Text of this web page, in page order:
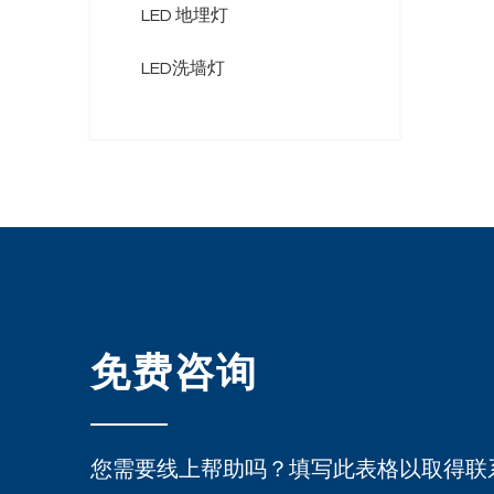
LED 地埋灯
LED洗墙灯
免费咨询
您需要线上帮助吗？填写此表格以取得联